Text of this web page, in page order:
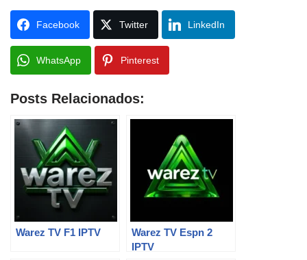
Facebook Twitter LinkedIn
WhatsApp Pinterest
Posts Relacionados:
Warez TV F1 IPTV
Warez TV Espn 2
IPTV